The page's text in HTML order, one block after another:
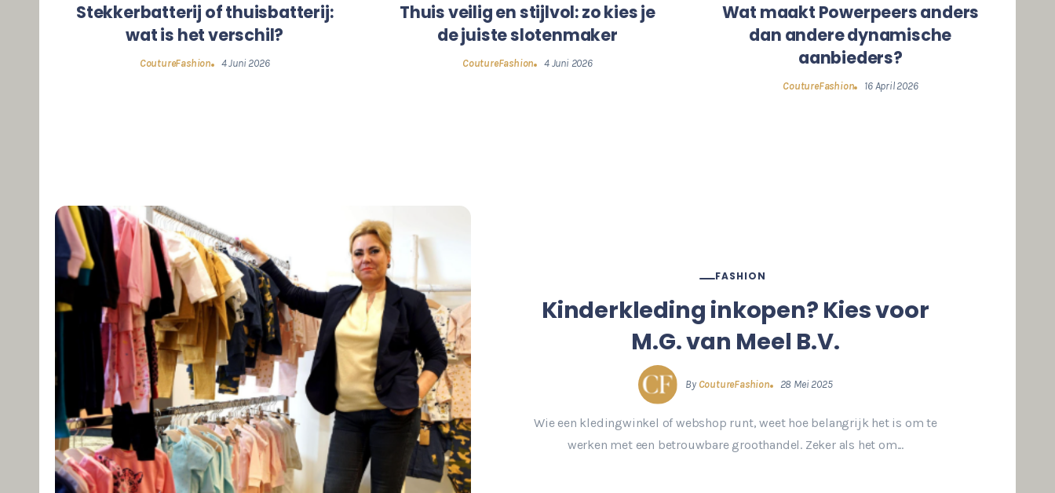
Stekkerbatterij of thuisbatterij:
wat is het verschil?
CoutureFashion 4 Juni 2026
Thuis veilig en stijlvol: zo kies je
de juiste slotenmaker
CoutureFashion 4 Juni 2026
Wat maakt Powerpeers anders
dan andere dynamische
aanbieders?
CoutureFashion 16 April 2026
FASHION
Kinderkleding inkopen? Kies voor
M.G. van Meel B.V.
By CoutureFashion 28 Mei 2025
Wie een kledingwinkel of webshop runt, weet hoe belangrijk het is om te
werken met een betrouwbare groothandel. Zeker als het om...